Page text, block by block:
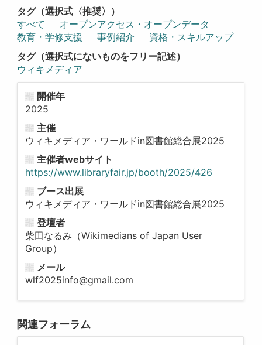
タグ（選択式〈推奨〉）
すべて
オープンアクセス・オープンデータ
教育・学修支援
事例紹介
資格・スキルアップ
タグ（選択式にないものをフリー記述）
ウィキメディア
開催年
2025
主催
ウィキメディア・ワールドin図書館総合展2025
主催者webサイト
https://www.libraryfair.jp/booth/2025/426
ブース出展
ウィキメディア・ワールドin図書館総合展2025
登壇者
柴田なるみ（Wikimedians of Japan User
Group）
メール
wlf2025info@gmail.com
関連フォーラム